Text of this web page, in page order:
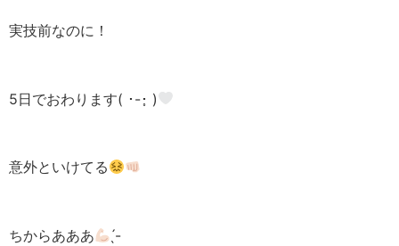
実技前なのに！
5日でおわります( ･-･̥ )
意外といけてる
ちからあああ ̖́-